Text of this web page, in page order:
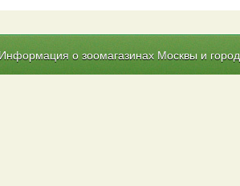
о зоомагазинах Москвы и